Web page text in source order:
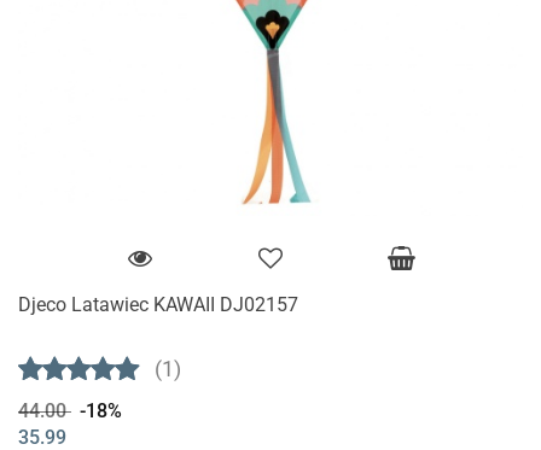
Djeco Latawiec KAWAII DJ02157
(1)
44.00 -18%
35.99